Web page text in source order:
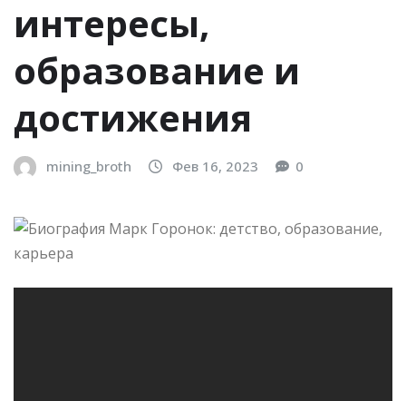
интересы,
образование и
достижения
mining_broth Фев 16, 2023 0